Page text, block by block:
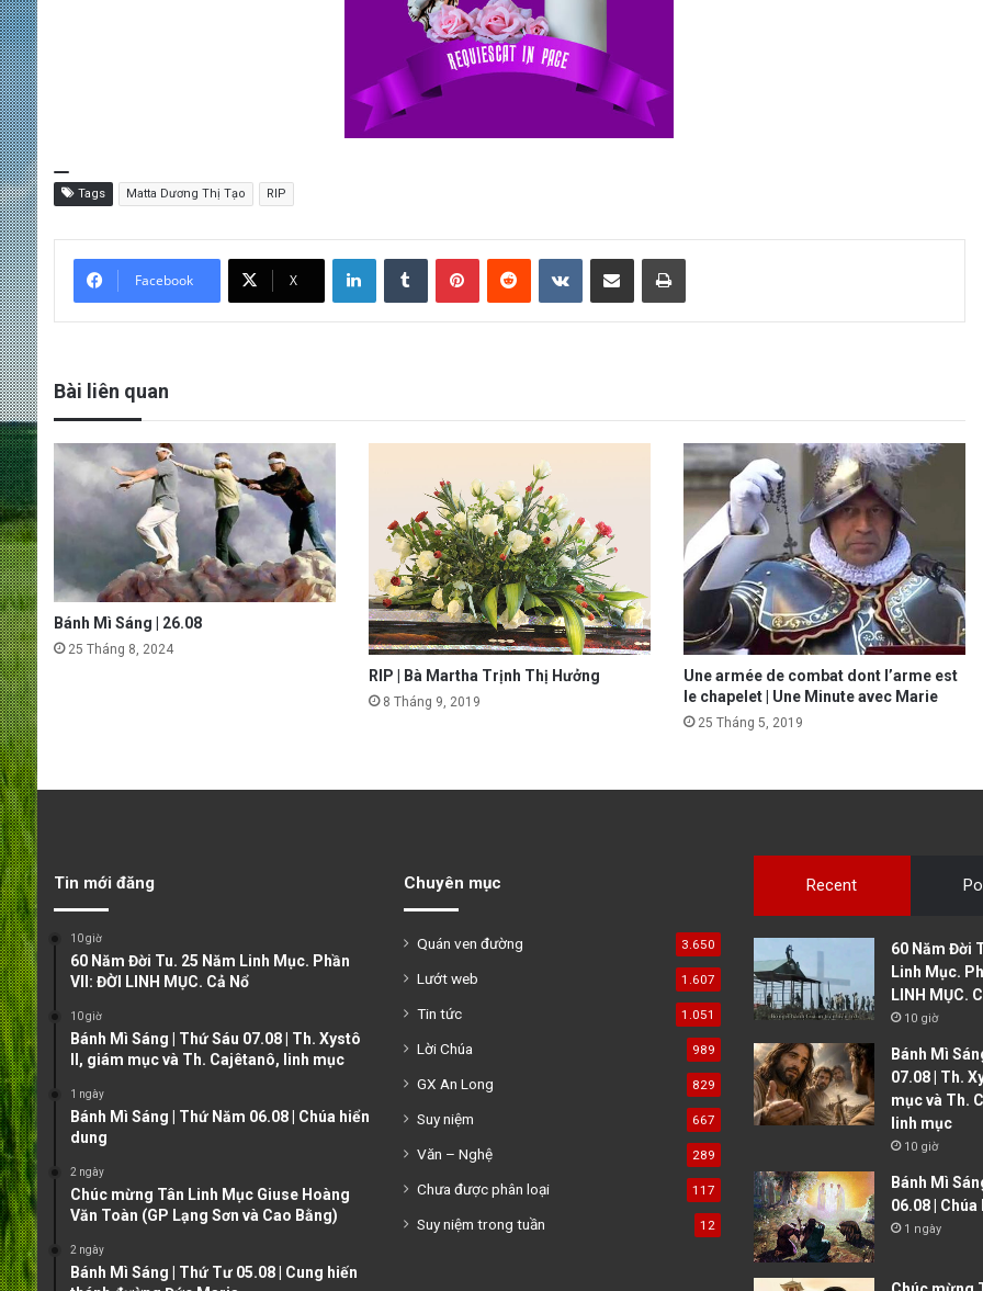
Tags Matta Dương Thị Tạo RIP
Facebook X
LinkedIn Tumblr Pinterest Reddit VKontakte Share via Email Print
Bài liên quan
Bánh Mì Sáng | 26.08
25 Tháng 8, 2024
RIP | Bà Martha Trịnh Thị Hưởng
8 Tháng 9, 2019
Une armée de combat dont l’arme est
le chapelet | Une Minute avec Marie
25 Tháng 5, 2019
Tin mới đăng
10 giờ
60 Năm Đời Tu. 25 Năm Linh Mục. Phần
VII: ĐỜI LINH MỤC. Cả Nổ
10 giờ
Bánh Mì Sáng | Thứ Sáu 07.08 | Th. Xystô
II, giám mục và Th. Cajêtanô, linh mục
1 ngày
Bánh Mì Sáng | Thứ Năm 06.08 | Chúa hiển
dung
2 ngày
Chúc mừng Tân Linh Mục Giuse Hoàng
Văn Toàn (GP Lạng Sơn và Cao Bằng)
2 ngày
Bánh Mì Sáng | Thứ Tư 05.08 | Cung hiến
Chuyên mục
Quán ven đường 3.650
Lướt web 1.607
Tin tức 1.051
Lời Chúa 989
GX An Long 829
Suy niệm 667
Văn – Nghệ 289
Chưa được phân loại 117
Suy niệm trong tuần 12
Recent
60 Năm Đời
Linh Mục.
LINH MỤC.
10 giờ
Bánh Mì
07.08 | Th.
mục và Th.
linh mục
10 giờ
Bánh Mì
06.08 |
1 ngày